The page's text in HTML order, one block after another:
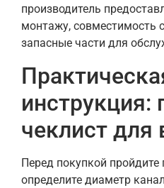
производитель
монтажу, совместимость
запасные части для
чеклист для
Перед покупкой пройдите
определите диаметр